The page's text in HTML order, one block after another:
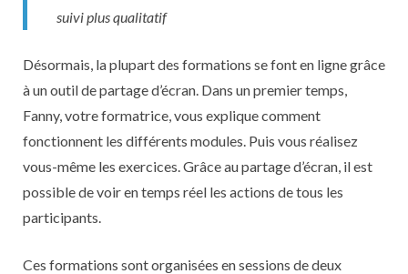
suivi plus qualitatif
Désormais, la plupart des formations se font en ligne grâce
à un outil de partage d’écran. Dans un premier temps,
Fanny, votre formatrice, vous explique comment
fonctionnent les différents modules. Puis vous réalisez
vous-même les exercices. Grâce au partage d’écran, il est
possible de voir en temps réel les actions de tous les
participants.
Ces formations sont organisées en sessions de deux